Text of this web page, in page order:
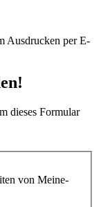
Ausdrucken per E-
dieses Formular
von Meine-